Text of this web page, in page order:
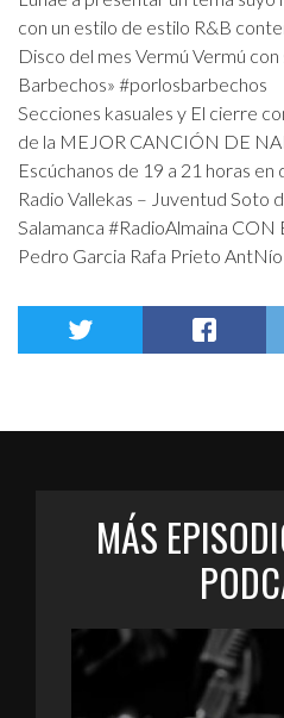
con un estilo de estilo R&B
Disco del mes Vermú Vermú con
Barbechos» #porlosbarbechos
Secciones kasuales y El cierre
de la MEJOR CANCIÓN DE
Escúchanos de 19 a 21 horas en
Radio Vallekas – Juventud Soto
Salamanca #RadioAlmaina CON
Pedro Garcia Rafa Prieto
MÁS